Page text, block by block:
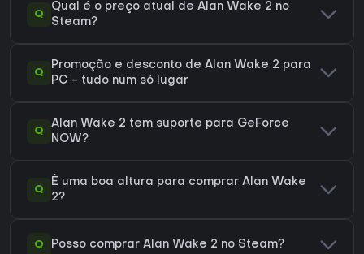
Q
Qual é o preço atual de Alan Wake 2 no
Steam?
Q
Promoção e desconto de Alan Wake 2 para
PC - tudo num só lugar
Q
Alan Wake 2 tem suporte para GeForce
NOW?
Q
É uma boa altura para comprar Alan Wake
2?
Q Posso comprar Alan Wake 2 no Steam?